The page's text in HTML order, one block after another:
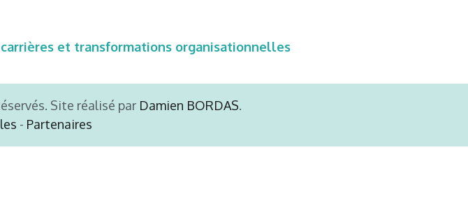
carrières et transformations organisationnelles
Site réalisé par Damien BORDAS.
- Partenaires